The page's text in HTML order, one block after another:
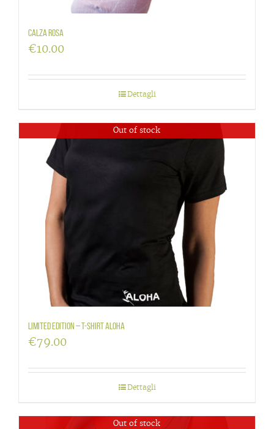
Calza rosa
€10.00
Dettagli
Out of stock
LIMITED EDITION – T-shirt Aloha
€79.00
Dettagli
Out of stock